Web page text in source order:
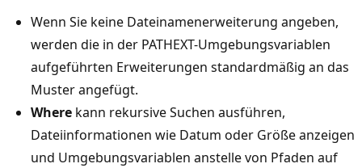
Wenn Sie keine Dateinamenerweiterung angeben,
werden die in der PATHEXT-Umgebungsvariablen
aufgeführten Erweiterungen standardmäßig an das
Muster angefügt.
Where kann rekursive Suchen ausführen,
Dateiinformationen wie Datum oder Größe anzeigen
und Umgebungsvariablen anstelle von Pfaden auf